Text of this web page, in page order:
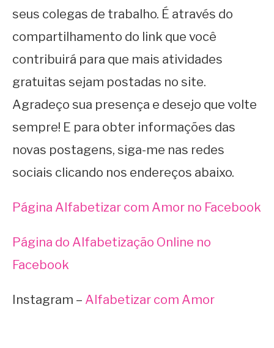
seus colegas de trabalho. É através do
compartilhamento do link que você
contribuirá para que mais atividades
gratuitas sejam postadas no site.
Agradeço sua presença e desejo que volte
sempre! E para obter informações das
novas postagens, siga-me nas redes
sociais clicando nos endereços abaixo.
Página Alfabetizar com Amor no Facebook
Página do Alfabetização Online no
Facebook
Instagram – Alfabetizar com Amor